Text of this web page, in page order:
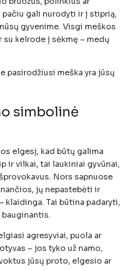
gali nurodyti ir į stiprią,
gyvenime. Visgi meškos
su kelrode į sėkmę – medų
pasirodžiusi meška yra jūsų
simbolinė
elgesį, kad būtų galima
ir vilkai, tai laukiniai gyvūnai,
Nors sapnuose
jų nepastebėti ir
klaidinga. Tai būtina padaryti,
agresyviai, puola ar
– jos tyko už namo,
jūsų proto, elgesio ar